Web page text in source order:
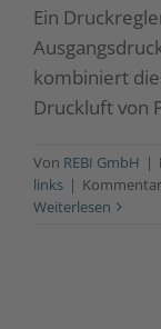
Ein
kombiniert
Druckluft von
Von REBI GmbH |
links |
Weiterlesen